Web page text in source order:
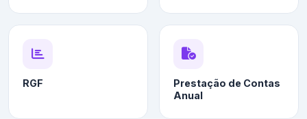
RGF
Prestação de Contas
Anual